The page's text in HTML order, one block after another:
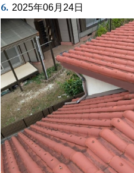
6. 2025年06月24日